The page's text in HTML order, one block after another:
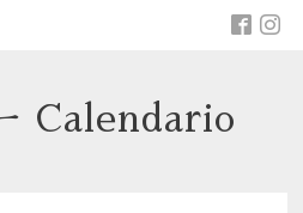
Calendario